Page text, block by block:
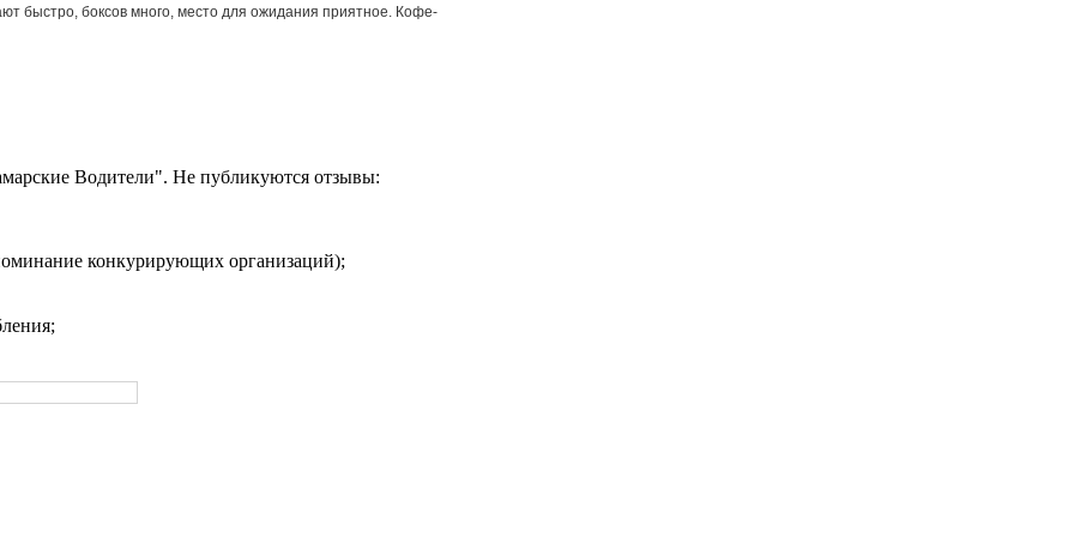
быстро, боксов много, место для ожидания приятное. Кофе-
Водители". Не публикуются отзывы:
конкурирующих организаций);